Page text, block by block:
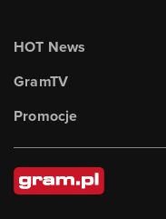
HOT News
GramTV
Promocje